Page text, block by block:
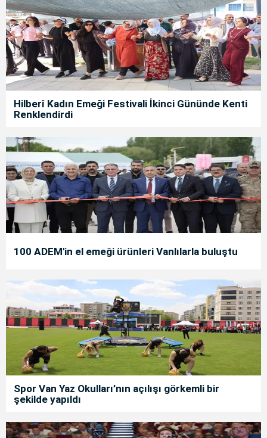
Hilberî Kadın Emeği Festivali İkinci Gününde Kenti
Renklendirdi
100 ADEM'in el emeği ürünleri Vanlılarla buluştu
Spor Van Yaz Okulları’nın açılışı görkemli bir
şekilde yapıldı